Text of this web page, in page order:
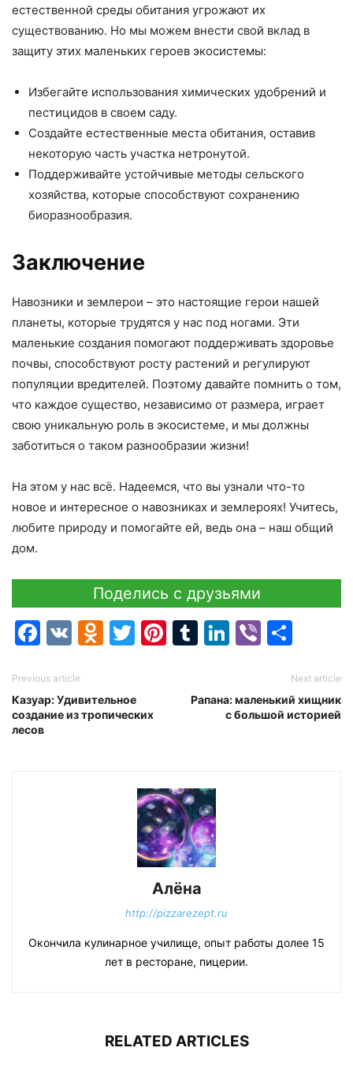
естественной среды обитания угрожают их
существованию. Но мы можем внести свой вклад в
защиту этих маленьких героев экосистемы:
Избегайте использования химических удобрений и
пестицидов в своем саду.
Создайте естественные места обитания, оставив
некоторую часть участка нетронутой.
Поддерживайте устойчивые методы сельского
хозяйства, которые способствуют сохранению
биоразнообразия.
Заключение
Навозники и землерои – это настоящие герои нашей
планеты, которые трудятся у нас под ногами. Эти
маленькие создания помогают поддерживать здоровье
почвы, способствуют росту растений и регулируют
популяции вредителей. Поэтому давайте помнить о том,
что каждое существо, независимо от размера, играет
свою уникальную роль в экосистеме, и мы должны
заботиться о таком разнообразии жизни!
На этом у нас всё. Надеемся, что вы узнали что-то
новое и интересное о навозниках и землероях! Учитесь,
любите природу и помогайте ей, ведь она – наш общий
дом.
Поделись с друзьями
Facebook
VK Odnoklassniki
Twitter
Pinterest
Tumblr
LinkedIn
Viber
Previous article
Казуар: Удивительное
создание из тропических
лесов
Next article
Рапана: маленький хищник
с большой историей
Алёна
http://pizzarezept.ru
Окончила кулинарное училище, опыт работы долее 15
лет в ресторане, пицерии.
RELATED ARTICLES